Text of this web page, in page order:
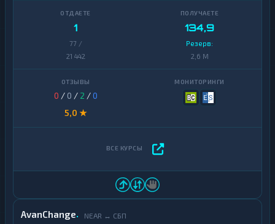
1
77 /
21 442
134,9
Резерв:
2,6 M
0 / 0 / 2 /0
5,0 ★
AvanChange NEAR ↔ СБП